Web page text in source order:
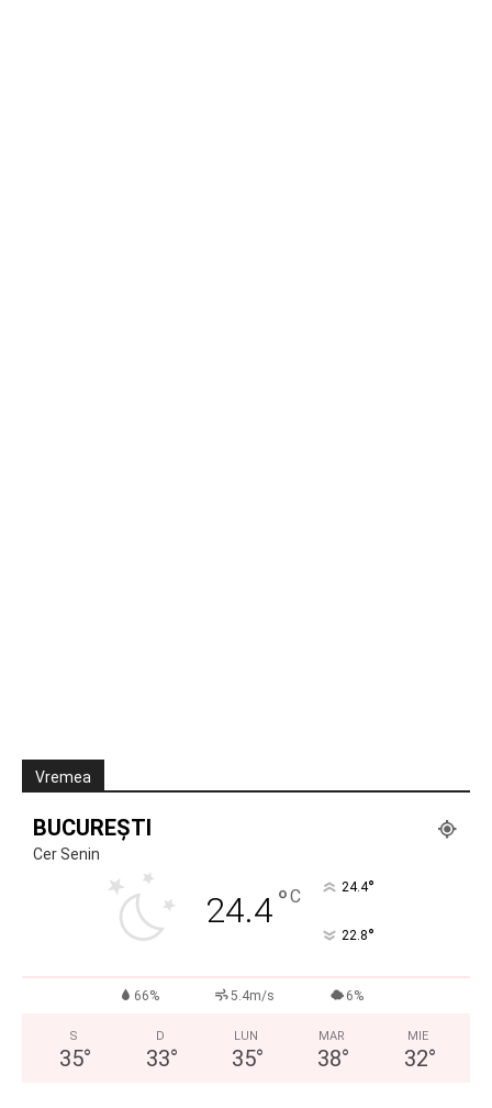
Vremea
BUCUREȘTI
Cer Senin
24.4°C 24.4°
22.8°
66% 5.4m/s 6%
S
35°
D
33°
LUN
35°
MAR
38°
MIE
32°